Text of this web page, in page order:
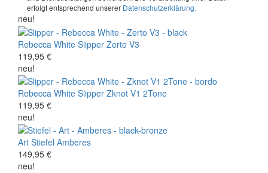
erfolgt entsprechend unserer Datenschutzerklärung.
neu!
Rebecca White Slipper Zerto V3
119,95 €
neu!
Rebecca White Slipper Zknot V1 2Tone
119,95 €
neu!
Art Stiefel Amberes
149,95 €
neu!